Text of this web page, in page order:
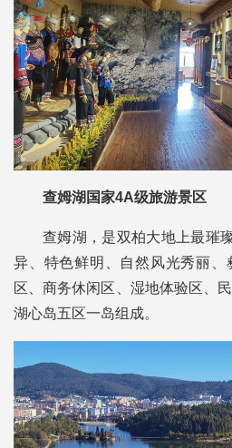
查姆湖国家4A级旅游景区
查姆湖，是双柏大地上最璀
异、特色鲜明、自然风光秀丽、
区、商务休闲区、湿地体验区、
湖心岛五区一岛组成。